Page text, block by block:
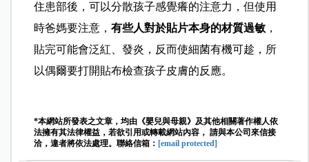
住患部後，可以分散孩子感覺癢的注意力，但使用
時爸媽要注意，有些人對於貼片本身的材質過敏 ，
貼完可能會泛紅、發炎，反而使細菌有機可趁，所
以偶爾要打開貼布檢查孩子皮膚的反應。
*本網站所發表之文章，均由《嬰兒與母親》及其他相關著作權人依
法擁有其法律權益，若欲引用或轉載網站內容， 請與本公司來信接
洽，違者將依法處理。聯絡信箱： [email protected]